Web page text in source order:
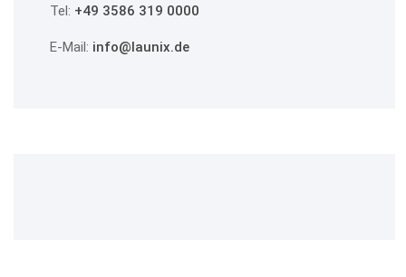
Tel: +49 3586 319 0000
E-Mail: info@launix.de